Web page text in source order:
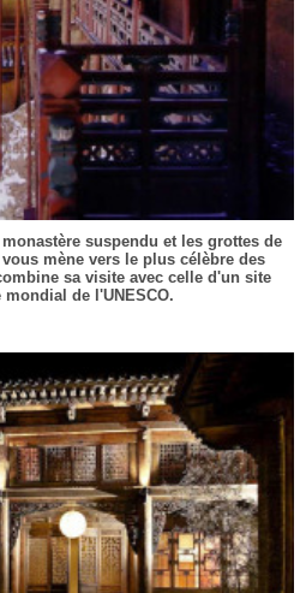
suspendu et les grottes de
mène vers le plus célèbre des
sa visite avec celle d'un site
de l'UNESCO.